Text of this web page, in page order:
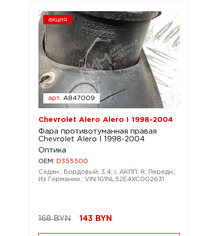
акция
арт. A847009
Chevrolet Alero Alero I 1998-2004
Фара противотуманная правая
Chevrolet Alero I 1998-2004
Оптика
OEM:
D355500
Седан.; Бордовый; 3,4; i; АКПП; R; Передн.;
Из Германии.; VIN:1G1NL52E4XC002631
168 BYN 143 BYN